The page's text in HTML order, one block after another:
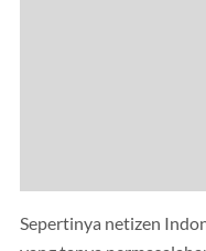
Sepertinya netizen